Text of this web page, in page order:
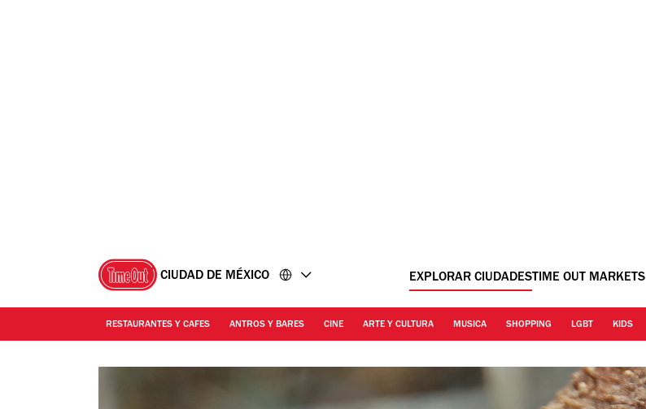
CIUDAD DE MÉXICO EXPLORAR CIUDADESTIME OUT MARKETS
RESTAURANTES Y CAFES ANTROS Y BARES CINE ARTE Y CULTURA MUSICA SHOPPING LGBT KIDS